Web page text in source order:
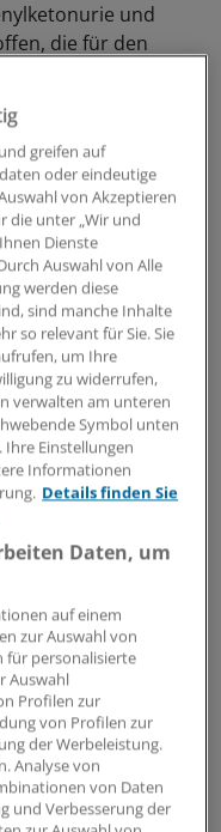
und
die für den
der Zelle zuständig
sich
und die Patienten
Schäden.
werden
Methoden von
die die krankhafte
Damit könnte
mit
in Europa geholfen
räumt Muntau ein,
eines solchen
das heute
eine wenig
Bekunden
greifen auf
oder eindeutige
von Akzeptieren
die unter „Wir und
Dienste
Auswahl von Alle
werden diese
sind manche Inhalte
so relevant für Sie. Sie
um Ihre
zu widerrufen,
verwalten am unteren
Symbol unten
Ihre Einstellungen
Informationen
Details finden Sie
Daten, um
auf einem
zur Auswahl von
für personalisierte
Auswahl
Profilen zur
von Profilen zur
der Werbeleistung.
Analyse von
von Daten
und Verbesserung der